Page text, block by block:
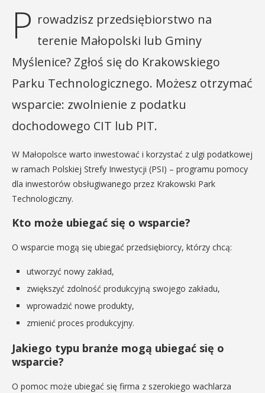
P rowadzisz przedsiębiorstwo na
terenie Małopolski lub Gminy
Myślenice? Zgłoś się do Krakowskiego
Parku Technologicznego. Możesz otrzymać
wsparcie: zwolnienie z podatku
dochodowego CIT lub PIT.
W Małopolsce warto inwestować i korzystać z ulgi podatkowej
w ramach Polskiej Strefy Inwestycji (PSI) – programu pomocy
dla inwestorów obsługiwanego przez Krakowski Park
Technologiczny.
Kto może ubiegać się o wsparcie?
O wsparcie mogą się ubiegać przedsiębiorcy, którzy chcą:
utworzyć nowy zakład,
zwiększyć zdolność produkcyjną swojego zakładu,
wprowadzić nowe produkty,
zmienić proces produkcyjny.
Jakiego typu branże mogą ubiegać się o
wsparcie?
O pomoc może ubiegać się firma z szerokiego wachlarza